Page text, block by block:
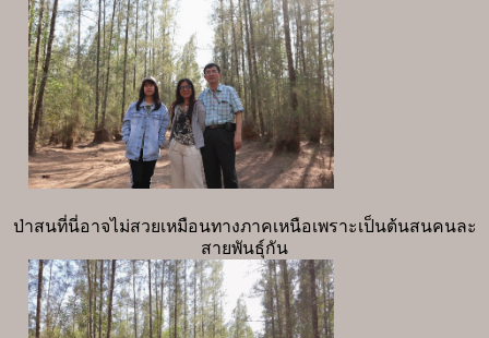
ป่าสนที่นี่อาจไม่สวยเหมือนทางภาคเหนือเพราะเป็นต้นสนคนละ
สายพันธุ์กัน